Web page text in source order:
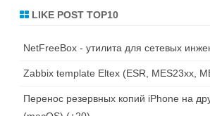
LIKE POST TOP10
NetFreeBox - утилита для сетевых
Zabbix template Eltex (ESR, MES23xx,
Перенос резервных копий iPhone на